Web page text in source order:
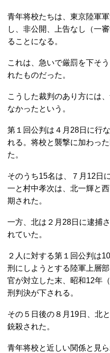
青年将校たちは、東京陸軍
し、非公開、上告なし（一
ることになる。
これは、急いで厳罰を下そ
れたものだった。
こうした裁判のあり方には
なかったという。
第１回公判は４月28日に行
れる。将校と襲撃に加わっ
た。
そのうち15名は、７月12日
一と村中孝次は、北一輝と
期された。
一方、北は２月28日に逮捕
れていた。
２人に対する第１回公判は
刑にしようとする陸軍上層
官が対立した末、昭和12年
刑判決が下される。
その５日後の８月19日、北
銃殺された。
青年将校と近しい関係と見